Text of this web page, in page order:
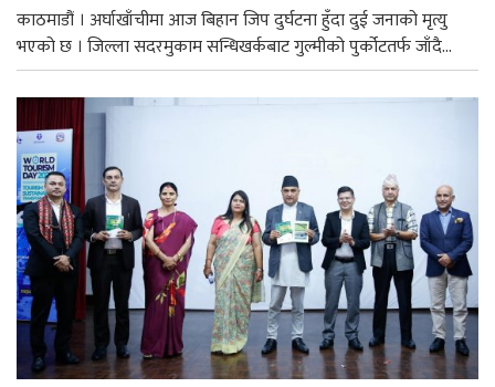
काठमाडौं । अर्घाखाँचीमा आज बिहान जिप दुर्घटना हुँदा दुई जनाको मृत्यु
भएको छ । जिल्ला सदरमुकाम सन्धिखर्कबाट गुल्मीको पुर्कोटतर्फ जाँदै...